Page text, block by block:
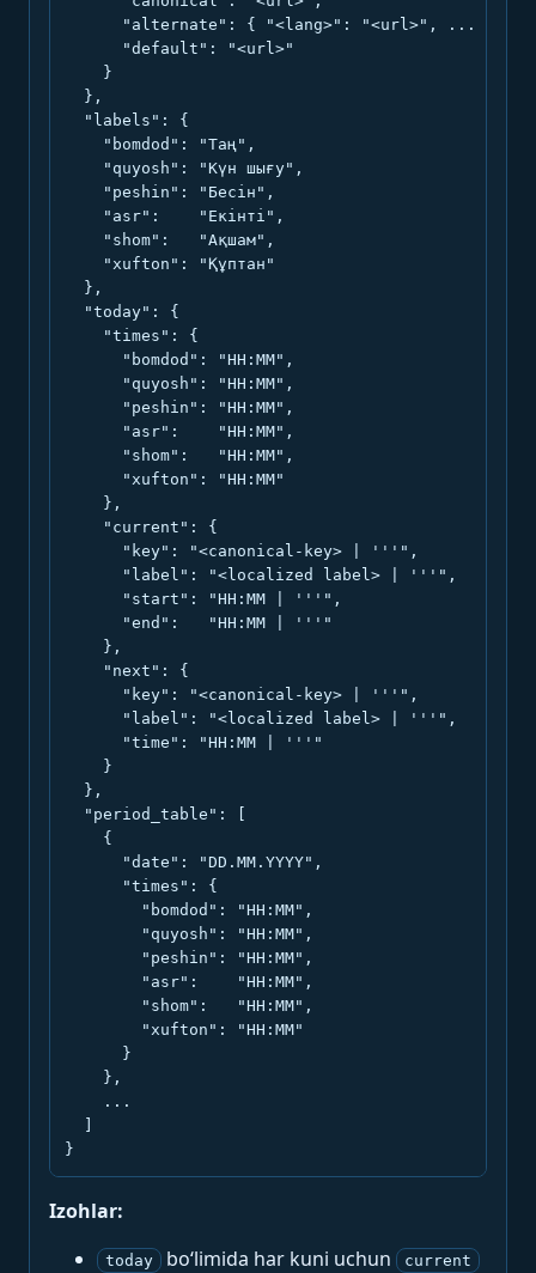
      "alternate": { "<lang>": "<url>", ... },
      "default": "<url>"
    }
  },
  "labels": {
    "bomdod": "Таң",
    "quyosh": "Күн шығу",
    "peshin": "Бесін",
    "asr":    "Екінті",
    "shom":   "Ақшам",
    "xufton": "Құптан"
  },
  "today": {
    "times": {
      "bomdod": "HH:MM",
      "quyosh": "HH:MM",
      "peshin": "HH:MM",
      "asr":    "HH:MM",
      "shom":   "HH:MM",
      "xufton": "HH:MM"
    },
    "current": {
      "key": "<canonical-key> | '''",
      "label": "<localized label> | '''",
      "start": "HH:MM | '''",
      "end":   "HH:MM | '''"
    },
    "next": {
      "key": "<canonical-key> | '''",
      "label": "<localized label> | '''",
      "time": "HH:MM | '''"
    }
  },
  "period_table": [
    {
      "date": "DD.MM.YYYY",
      "times": {
        "bomdod": "HH:MM",
        "quyosh": "HH:MM",
        "peshin": "HH:MM",
        "asr":    "HH:MM",
        "shom":   "HH:MM",
        "xufton": "HH:MM"
      }
    },
    ...
}
Izohlar:
today bo‘limida har kuni uchun current